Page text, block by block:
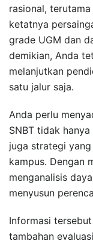
rasional,
ketatnya
grade UGM dan
demikian, Anda
melanjutkan
satu jalur saja.
Anda perlu
SNBT tidak
juga strategi
kampus. Dengan
menganalisis
menyusun
Informasi
tambahan